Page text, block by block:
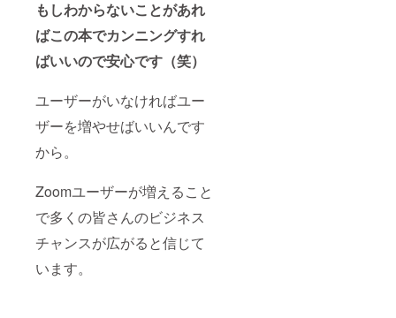
もしわからないことがあれ
ばこの本でカンニングすれ
ばいいので安心です（笑）
ユーザーがいなければユー
ザーを増やせばいいんです
から。
Zoomユーザーが増えること
で多くの皆さんのビジネス
チャンスが広がると信じて
います。